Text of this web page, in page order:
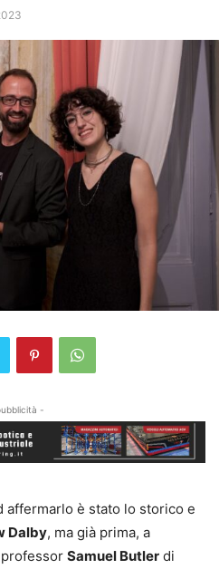
-
affermarlo è stato lo storico e
Dalby, ma già prima, a
Samuel Butler di